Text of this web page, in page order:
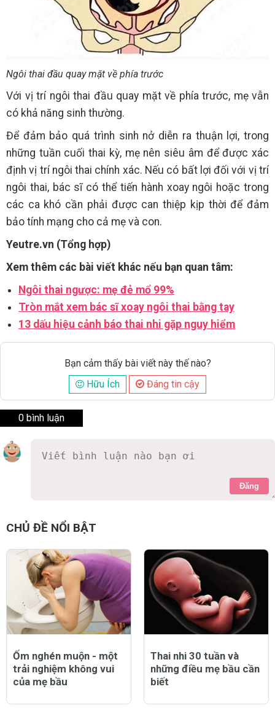
Ngôi thai đầu quay mặt về phía trước
Với vị trí ngôi thai đầu quay mặt về phía trước, mẹ vẫn
có khả năng sinh thường.
Để đảm bảo quá trình sinh nở diễn ra thuận lợi, trong
những tuần cuối thai kỳ, mẹ nên siêu âm để được xác
định vị trí ngôi thai chính xác. Nếu có bất lợi đối với vị trí
ngôi thai, bác sĩ có thể tiến hành xoay ngôi hoặc trong
các ca khó cần phải được can thiệp kịp thời để đảm
bảo tính mạng cho cả mẹ và con.
Yeutre.vn (Tổng hợp)
Xem thêm các bài viết khác nếu bạn quan tâm:
Ngôi thai ngược: mẹ đẻ mổ 99%
Tròn mắt xem bác sĩ xoay ngôi thai bằng tay
13 dấu hiệu cảnh báo thai nhi gặp nguy hiểm
Bạn cảm thấy bài viết này thế nào?
Hữu Ích
Đáng tin cậy
0 bình luận
Đăng
CHỦ ĐỀ NỔI BẬT
Ốm nghén muộn - một
trải nghiệm không vui
của mẹ bầu
Thai nhi 30 tuần và
những điều mẹ bầu cần
biết